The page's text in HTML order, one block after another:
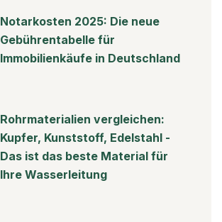
Notarkosten 2025: Die neue
Gebührentabelle für
Immobilienkäufe in Deutschland
Rohrmaterialien vergleichen:
Kupfer, Kunststoff, Edelstahl -
Das ist das beste Material für
Ihre Wasserleitung